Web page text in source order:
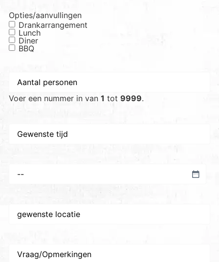
Opties/aanvullingen
Drankarrangement
Lunch
Diner
BBQ
personen *
Voer een nummer in van 1 tot 9999.
tijd
plaats/locatie*